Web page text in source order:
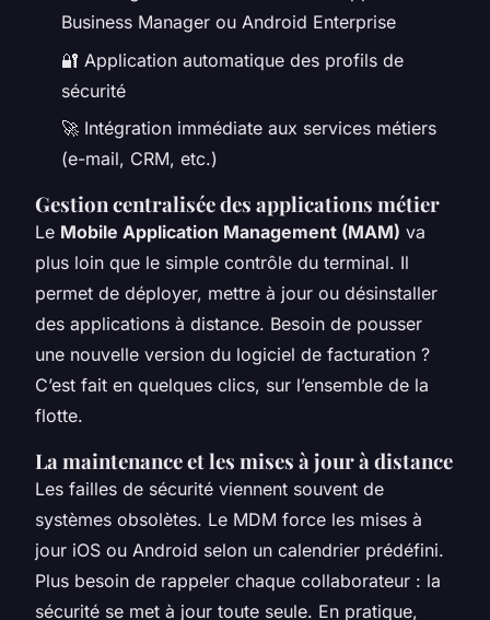
Business Manager ou Android Enterprise
🔐 Application automatique des profils de
sécurité
🚀 Intégration immédiate aux services métiers
(e-mail, CRM, etc.)
Gestion centralisée des applications métier
Le Mobile Application Management (MAM) va
plus loin que le simple contrôle du terminal. Il
permet de déployer, mettre à jour ou désinstaller
des applications à distance. Besoin de pousser
une nouvelle version du logiciel de facturation ?
C’est fait en quelques clics, sur l’ensemble de la
flotte.
La maintenance et les mises à jour à distance
Les failles de sécurité viennent souvent de
systèmes obsolètes. Le MDM force les mises à
jour iOS ou Android selon un calendrier prédéfini.
Plus besoin de rappeler chaque collaborateur : la
sécurité se met à jour toute seule. En pratique,